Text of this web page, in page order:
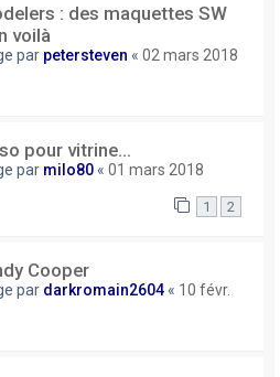
: des maquettes SW
voilà
par petersteven « 02 mars 2018
pour vitrine...
par milo80 « 01 mars 2018
1 2
Cooper
par darkromain2604 « 10 févr.